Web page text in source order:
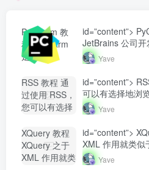
PyCharm 教
程 PyCharm
是由
司开发...-
Yave520-专业
开发者社区"
fit-cover
radius8">
id=”content”>
JetBrains 公司
Yave
RSS 教程 通
过使用 RSS，
您可以有选择
趣的以及与您
的工...-
Yave520-专业
id=”content”>
可以有选择地浏
工…Yave
XQuery 教程
XQuery 之于
XML 作用就类
id=”content”>
XML 作用就类
Yave